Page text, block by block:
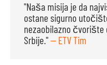
"Naša misija je da
ostane sigurno
nezaobilazno
Srbije."— ETV Tim